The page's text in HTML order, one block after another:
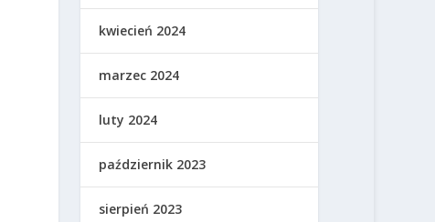
kwiecień 2024
marzec 2024
luty 2024
październik 2023
sierpień 2023